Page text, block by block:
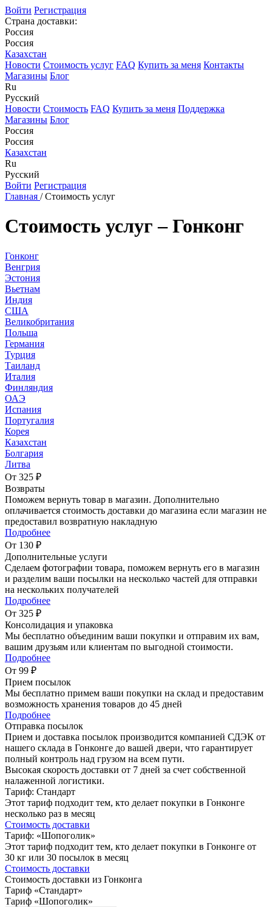
Войти Регистрация
Страна доставки:
Россия
Россия
Казахстан
Новости Стоимость услуг FAQ Купить за меня Контакты
Магазины Блог
Ru
Русский
Новости Стоимость FAQ Купить за меня Поддержка
Магазины Блог
Россия
Россия
Казахстан
Ru
Русский
Войти Регистрация
Главная /Стоимость услуг
Стоимость услуг – Гонконг
Гонконг
Венгрия
Эстония
Вьетнам
Индия
США
Великобритания
Польша
Германия
Турция
Таиланд
Италия
Финляндия
ОАЭ
Испания
Португалия
Корея
Казахстан
Болгария
Литва
От 325 ₽
Возвраты
Поможем вернуть товар в магазин. Дополнительно
оплачивается стоимость доставки до магазина если магазин не
предоставил возвратную накладную
Подробнее
От 130 ₽
Дополнительные услуги
Сделаем фотографии товара, поможем вернуть его в магазин
и разделим ваши посылки на несколько частей для отправки
на нескольких получателей
Подробнее
От 325 ₽
Консолидация и упаковка
Мы бесплатно объединим ваши покупки и отправим их вам,
вашим друзьям или клиентам по выгодной стоимости.
Подробнее
От 99 ₽
Прием посылок
Мы бесплатно примем ваши покупки на склад и предоставим
возможность хранения товаров до 45 дней
Подробнее
Отправка посылок
Прием и доставка посылок производится компанией СДЭК от
нашего склада в Гонконге до вашей двери, что гарантирует
полный контроль над грузом на всем пути.
Высокая скорость доставки от 7 дней за счет собственной
налаженной логистики.
Тариф: Стандарт
Этот тариф подходит тем, кто делает покупки в Гонконге
несколько раз в месяц
Стоимость доставки
Тариф: «Шопоголик»
Этот тариф подходит тем, кто делает покупки в Гонконге от
30 кг или 30 посылок в месяц
Стоимость доставки
Стоимость доставки из Гонконга
Тариф «Стандарт»
Тариф «Шопоголик»